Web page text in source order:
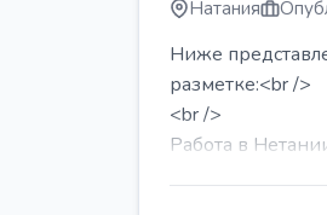
Натания
Ниже
разметке:<br />
<br />
Работа в